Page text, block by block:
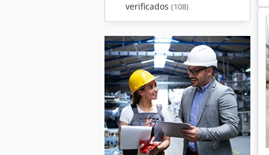
verificados (108)